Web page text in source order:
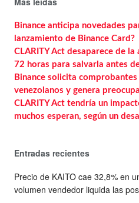
Binance anticipa novedades
lanzamiento de Binance Card?
CLARITY Act desaparece de la
72 horas para salvarla antes
Binance solicita
venezolanos y genera
CLARITY Act tendría un
muchos esperan, según un
Entradas recientes
Precio de KAITO cae 32,8% en
volumen vendedor liquida las